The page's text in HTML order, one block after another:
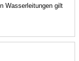
Wasserleitungen gilt